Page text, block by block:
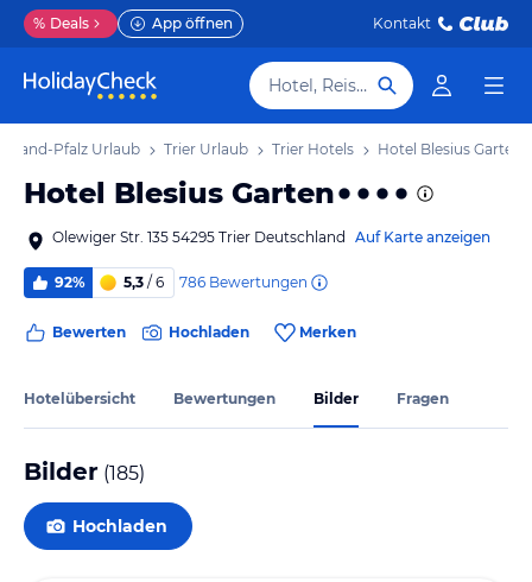
% Deals App öffnen Kontakt
Hotel, Reiseziel
Pfalz Urlaub Trier Urlaub Trier Hotels Hotel Blesius Garten
Hotel Blesius Garten
Olewiger Str. 135 54295 Trier Deutschland Auf Karte anzeigen
92% 5,3 / 6 786 Bewertungen
Bewerten Hochladen Merken
Hotelübersicht Bewertungen Bilder Fragen
Bilder (185)
Hochladen